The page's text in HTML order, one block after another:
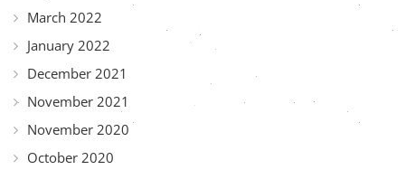
March 2022
January 2022
December 2021
November 2021
November 2020
October 2020